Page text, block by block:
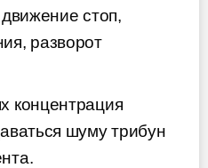
стоп,
разворот
концентрация
шуму трибун